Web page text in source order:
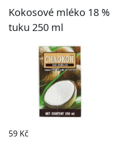
Kokosové mléko 18 %
tuku 250 ml
59 Kč